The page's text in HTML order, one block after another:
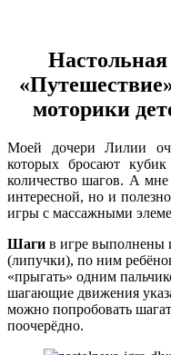
моторики
Моей дочери Лилии
которых бросают
количество шагов. А мне
интересной, но и
игры с массажными
Шаги в игре выполнены
(липучки), по ним
«прыгать» одним
шагающие движения
можно попробовать
поочерёдно.